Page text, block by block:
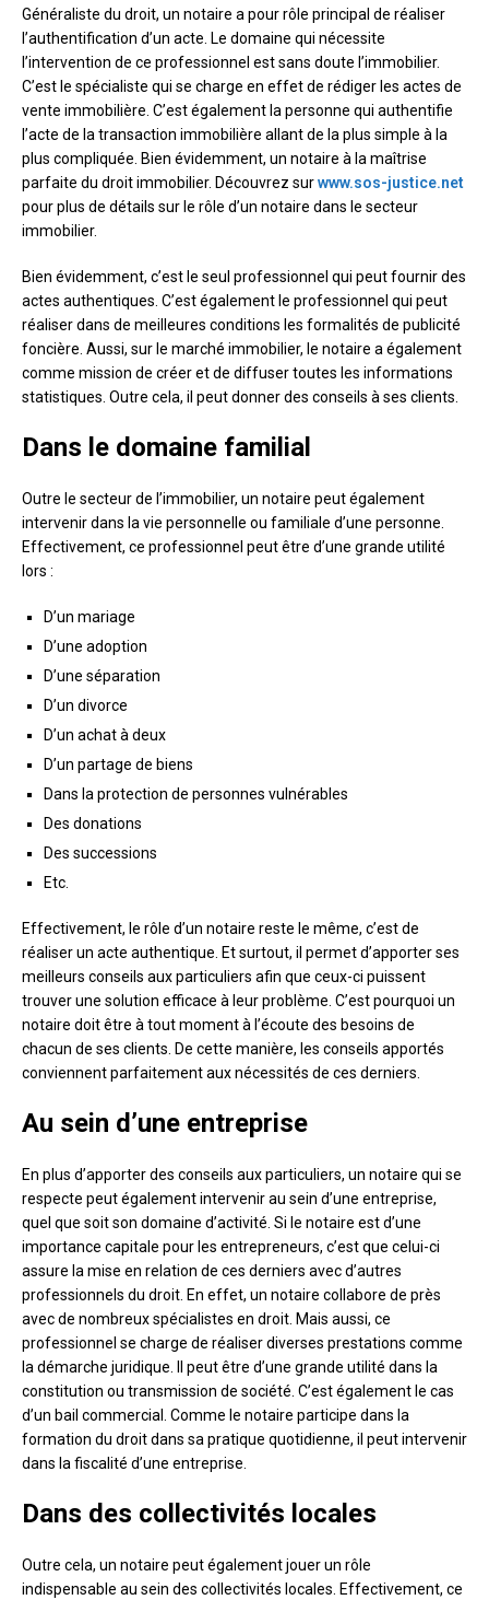
Généraliste du droit, un notaire a pour rôle principal de réaliser
l’authentification d’un acte. Le domaine qui nécessite
l’intervention de ce professionnel est sans doute l’immobilier.
C’est le spécialiste qui se charge en effet de rédiger les actes de
vente immobilière. C’est également la personne qui authentifie
l’acte de la transaction immobilière allant de la plus simple à la
plus compliquée. Bien évidemment, un notaire à la maîtrise
parfaite du droit immobilier. Découvrez surwww.sos-justice.net
pour plus de détails sur le rôle d’un notaire dans le secteur
immobilier.
Bien évidemment, c’est le seul professionnel qui peut fournir des
actes authentiques. C’est également le professionnel qui peut
réaliser dans de meilleures conditions les formalités de publicité
foncière. Aussi, sur le marché immobilier, le notaire a également
comme mission de créer et de diffuser toutes les informations
statistiques. Outre cela, il peut donner des conseils à ses clients.
Dans le domaine familial
Outre le secteur de l’immobilier, un notaire peut également
intervenir dans la vie personnelle ou familiale d’une personne.
Effectivement, ce professionnel peut être d’une grande utilité
lors :
D’un mariage
D’une adoption
D’une séparation
D’un divorce
D’un achat à deux
D’un partage de biens
Dans la protection de personnes vulnérables
Des donations
Des successions
Etc.
Effectivement, le rôle d’un notaire reste le même, c’est de
réaliser un acte authentique. Et surtout, il permet d’apporter ses
meilleurs conseils aux particuliers afin que ceux-ci puissent
trouver une solution efficace à leur problème. C’est pourquoi un
notaire doit être à tout moment à l’écoute des besoins de
chacun de ses clients. De cette manière, les conseils apportés
conviennent parfaitement aux nécessités de ces derniers.
Au sein d’une entreprise
En plus d’apporter des conseils aux particuliers, un notaire qui se
respecte peut également intervenir au sein d’une entreprise,
quel que soit son domaine d’activité. Si le notaire est d’une
importance capitale pour les entrepreneurs, c’est que celui-ci
assure la mise en relation de ces derniers avec d’autres
professionnels du droit. En effet, un notaire collabore de près
avec de nombreux spécialistes en droit. Mais aussi, ce
professionnel se charge de réaliser diverses prestations comme
la démarche juridique. Il peut être d’une grande utilité dans la
constitution ou transmission de société. C’est également le cas
d’un bail commercial. Comme le notaire participe dans la
formation du droit dans sa pratique quotidienne, il peut intervenir
dans la fiscalité d’une entreprise.
Dans des collectivités locales
Outre cela, un notaire peut également jouer un rôle
indispensable au sein des collectivités locales. Effectivement, ce